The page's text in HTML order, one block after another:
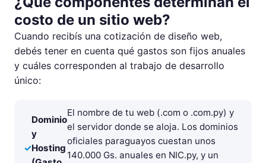
costo de un sitio web?
Cuando recibís una cotización de diseño web,
debés tener en cuenta qué gastos son fijos anuales
y cuáles corresponden al trabajo de desarrollo
único:
Dominio
y
Hosting
El nombre de tu web (.com o .com.py) y
el servidor donde se aloja. Los dominios
oficiales paraguayos cuestan unos
140.000 Gs. anuales en NIC.py, y un